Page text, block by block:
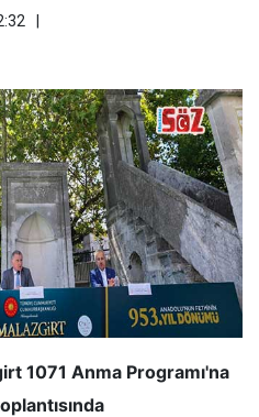
1071 Anma Programı'na